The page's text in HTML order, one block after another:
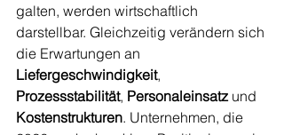
galten, werden wirtschaftlich
darstellbar. Gleichzeitig verändern sich
die Erwartungen an
Liefergeschwindigkeit,
Prozessstabilität, Personaleinsatz und
Kostenstrukturen. Unternehmen, die